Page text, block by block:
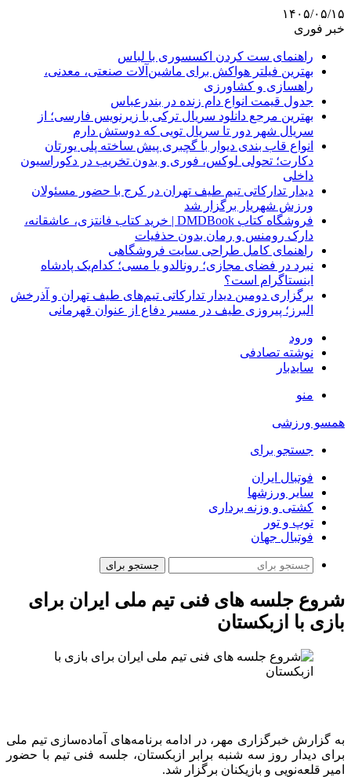
۱۴۰۵/۰۵/۱۵
خبر فوری
راهنمای ست کردن اکسسوری با لباس
بهترین فیلتر هواکش برای ماشین‌آلات صنعتی، معدنی،
راهسازی و کشاورزی
جدول قیمت انواع دام زنده در بندرعباس
بهترین مرجع دانلود سریال ترکی با زیرنویس فارسی؛ از
سریال شهر دور تا سریال تویی که دوستش دارم
انواع قاب بندی دیوار با گچبری پیش ساخته پلی یورتان
دکارت؛ تحولی لوکس، فوری و بدون تخریب در دکوراسیون
داخلی
دیدار تدارکاتی تیم طیف تهران در کرج با حضور مسئولان
ورزش شهریار برگزار شد
فروشگاه کتاب DMDBook | خرید کتاب فانتزی، عاشقانه،
دارک رومنس و رمان بدون حذفیات
راهنمای کامل طراحی سایت فروشگاهی
نبرد در فضای مجازی؛ رونالدو یا مسی؛ کدام‌یک پادشاه
اینستاگرام است؟
برگزاری دومین دیدار تدارکاتی تیم‌های طیف تهران و آذرخش
البرز؛ پیروزی طیف در مسیر دفاع از عنوان قهرمانی
ورود
نوشته تصادفی
سایدبار
منو
همسو ورزشی
جستجو برای
فوتبال ایران
سایر ورزشها
کشتی و وزنه برداری
توپ و تور
فوتبال جهان
جستجو برای
شروع جلسه های فنی تیم ملی ایران برای
بازی با ازبکستان
به گزارش خبرگزاری مهر، در ادامه برنامه‌های آماده‌سازی تیم ملی
برای دیدار روز سه شنبه برابر ازبکستان، جلسه فنی تیم با حضور
امیر قلعه‌نویی و بازیکنان برگزار شد.